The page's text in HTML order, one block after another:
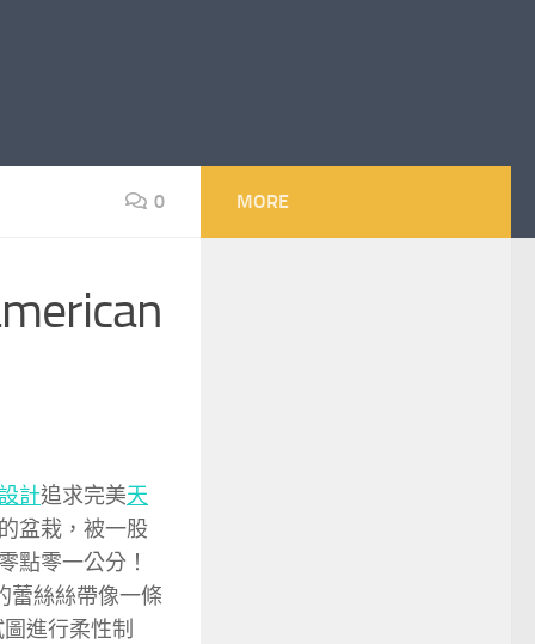
0
計追求完美天
盆栽，被一股
點零一公分！
蕾絲絲帶像一條
進行柔性制
MORE